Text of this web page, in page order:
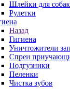
Шлейки для собак
Рулетки
Назад
Гигиена
Уничтожители
Спреи
Подгузники
Пеленки
Чистка зубов